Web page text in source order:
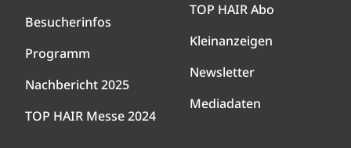
Besucherinfos
Programm
Nachbericht 2025
TOP HAIR Messe 2024
TOP HAIR Abo
Kleinanzeigen
Newsletter
Mediadaten